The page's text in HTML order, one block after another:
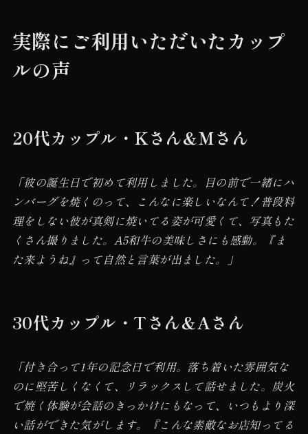
実際にご利用いただいたカップ
ルの声
20代カップル・Kさん＆Mさん
「彼の誕生日で初めて利用しました。目の前で一緒にハ
ンバーグを焼くのって、こんなに楽しいなんて！普段料
理をしない彼が真剣に焼いてる姿が可愛くて、写真もた
くさん撮りました。A5和牛の美味しさにも感動。『ま
た来ようね』って自然と言葉が出ました。」
30代カップル・Tさん＆Aさん
「付き合って1年の記念日で利用。落ち着いた雰囲気な
のに堅苦しくなくて、リラックスして話せました。炭火
で焼く体験が会話のきっかけにもなって、いつもより深
い話ができた気がします。『こんな素敵なお店知ってる